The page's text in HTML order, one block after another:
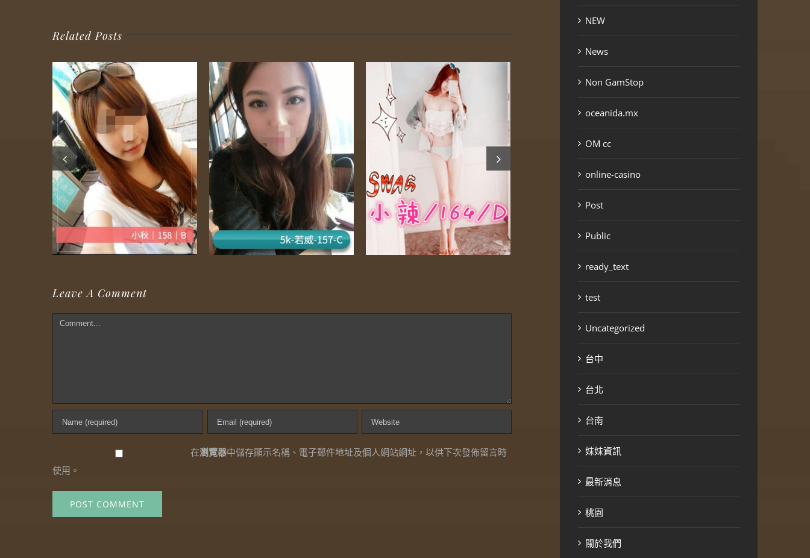
Related Posts
Leave A Comment
Comment
在瀏覽器中儲存顯示名稱、電子郵件地址及個人網站網址，以供下次發佈留言時
使用。
NEW
News
Non GamStop
oceanida.mx
OM cc
online-casino
Post
Public
ready_text
test
Uncategorized
台中
台北
台南
妹妹資訊
最新消息
桃園
關於我們